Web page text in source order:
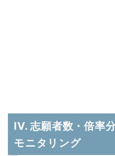
IV. 志願者数・倍率
モニタリング